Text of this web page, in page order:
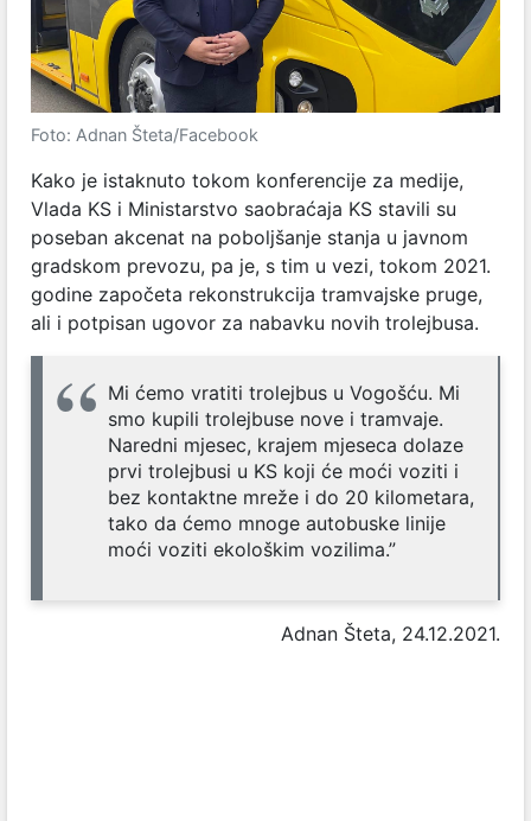
Foto: Adnan Šteta/Facebook
Kako je istaknuto tokom konferencije za medije,
Vlada KS i Ministarstvo saobraćaja KS stavili su
poseban akcenat na poboljšanje stanja u javnom
gradskom prevozu, pa je, s tim u vezi, tokom 2021.
godine započeta rekonstrukcija tramvajske pruge,
ali i potpisan ugovor za nabavku novih trolejbusa.
Mi ćemo vratiti trolejbus u Vogošću. Mi
smo kupili trolejbuse nove i tramvaje.
Naredni mjesec, krajem mjeseca dolaze
prvi trolejbusi u KS koji će moći voziti i
bez kontaktne mreže i do 20 kilometara,
tako da ćemo mnoge autobuske linije
moći voziti ekološkim vozilima.”
Adnan Šteta, 24.12.2021.